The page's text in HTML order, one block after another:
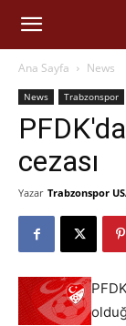
Ana Sayfa News
News Trabzonspor
cezası
Yazar Trabzonspor